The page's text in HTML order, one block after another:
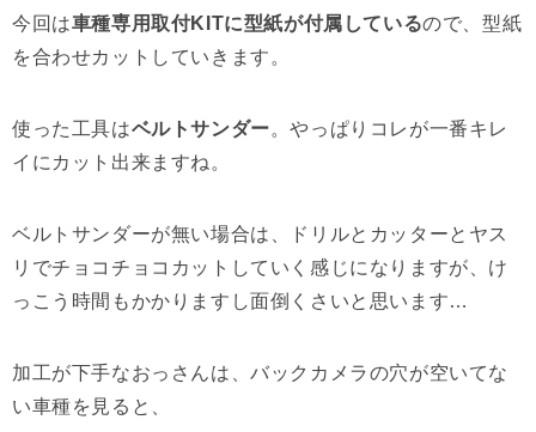
今回は車種専用取付KITに型紙が付属しているので、型紙
を合わせカットしていきます。
使った工具はベルトサンダー。やっぱりコレが一番キレ
イにカット出来ますね。
ベルトサンダーが無い場合は、ドリルとカッターとヤス
リでチョコチョコカットしていく感じになりますが、け
っこう時間もかかりますし面倒くさいと思います…
加工が下手なおっさんは、バックカメラの穴が空いてな
い車種を見ると、